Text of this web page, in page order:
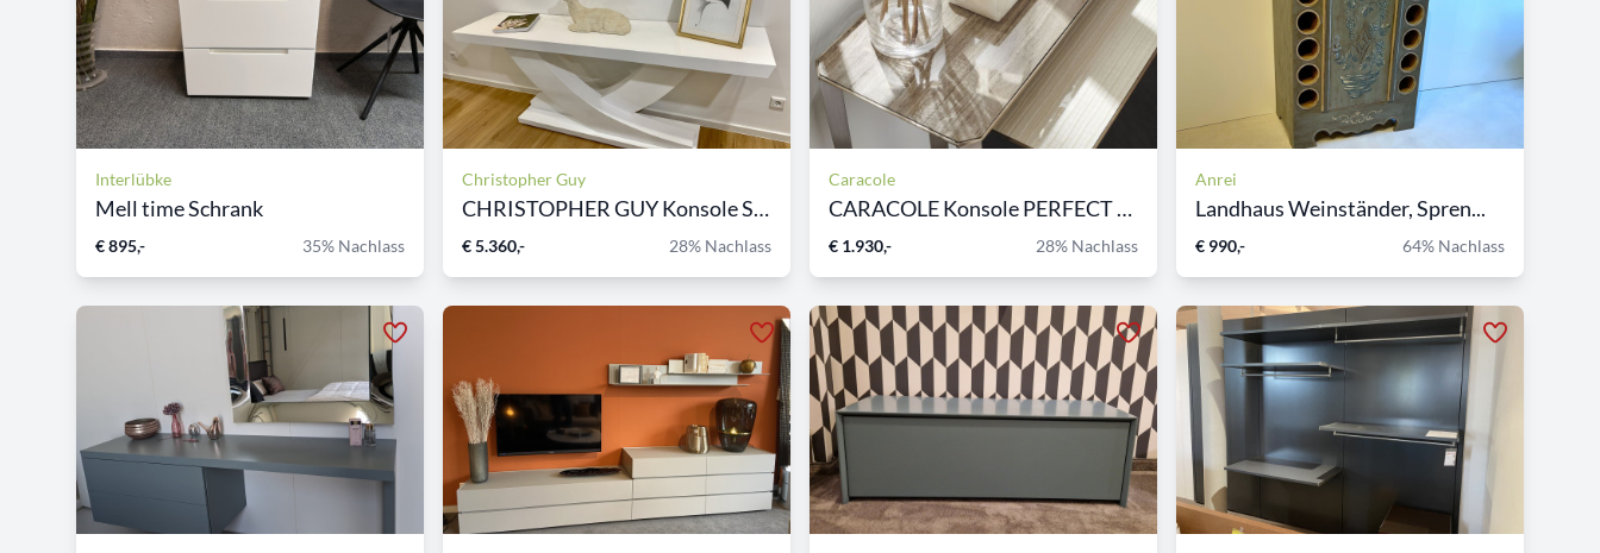
Interlübke
Mell time Schrank
€ 895,- 35% Nachlass
Christopher Guy
CHRISTOPHER GUY Konsole SER...
€ 5.360,- 28% Nachlass
Caracole
CARACOLE Konsole PERFECT TO...
€ 1.930,- 28% Nachlass
Anrei
Landhaus Weinständer, Spren...
€ 990,- 64% Nachlass